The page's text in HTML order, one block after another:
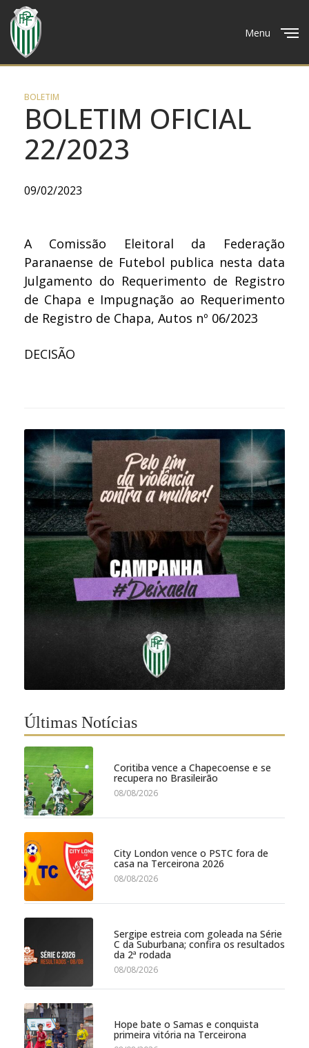
Menu
BOLETIM
BOLETIM OFICIAL
22/2023
09/02/2023
A Comissão Eleitoral da Federação
Paranaense de Futebol publica nesta data
Julgamento do Requerimento de Registro
de Chapa e Impugnação ao Requerimento
de Registro de Chapa, Autos nº 06/2023
DECISÃO
Últimas Notícias
Coritiba vence a Chapecoense e se
recupera no Brasileirão
08/08/2026
City London vence o PSTC fora de
casa na Terceirona 2026
08/08/2026
Sergipe estreia com goleada na Série
C da Suburbana; confira os resultados
da 2ª rodada
08/08/2026
Hope bate o Samas e conquista
primeira vitória na Terceirona